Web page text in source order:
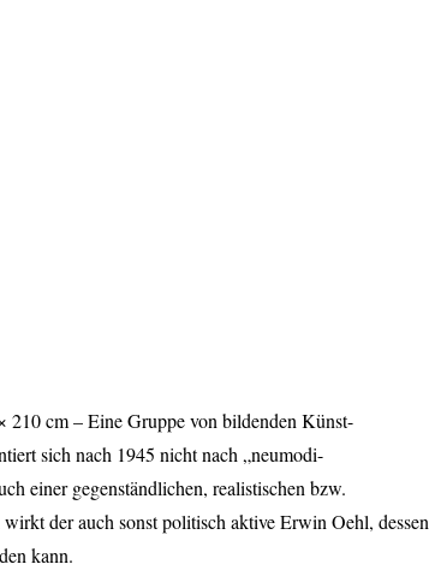
cm – Eine Gruppe von bildenden Künst-
sich nach 1945 nicht nach „neumodi-
einer gegenständlichen, realistischen bzw.
der auch sonst politisch aktive Erwin Oehl, dessen
kann.